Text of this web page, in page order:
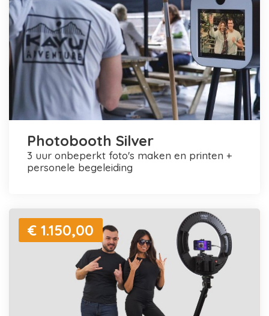
Photobooth Silver
3 uur onbeperkt foto's maken en printen +
personele begeleiding
€ 1.150,00